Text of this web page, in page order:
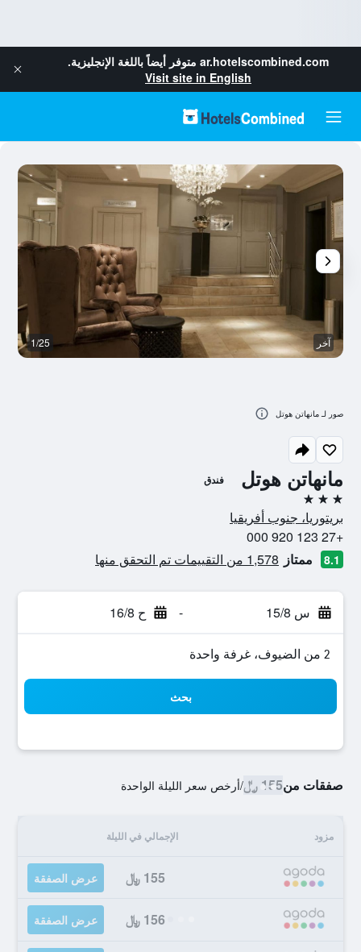
ar.hotelscombined.com متوفر أيضاً باللغة الإنجليزية.
Visit site in English
مانهاتن هوتل فندق
3 نجوم
بريتوريا، جنوب أفريقيا
+27 123 920 000
8.1 ممتاز 1,578 من التقييمات تم التحقق منها
س 15/8 - ح 16/8
2 من الضيوف، غرفة واحدة
بحث
صفقات من155 ﷼ /أرخص سعر الليلة الواحدة
مزود الإجمالي في الليلة
155 ﷼ عرض الصفقة
156 ﷼ عرض الصفقة
آخر 1/25
صور لـ مانهاتن هوتل